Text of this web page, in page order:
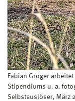
Fabian Gröger
Stipendiums u. a.
Selbstauslöser, März